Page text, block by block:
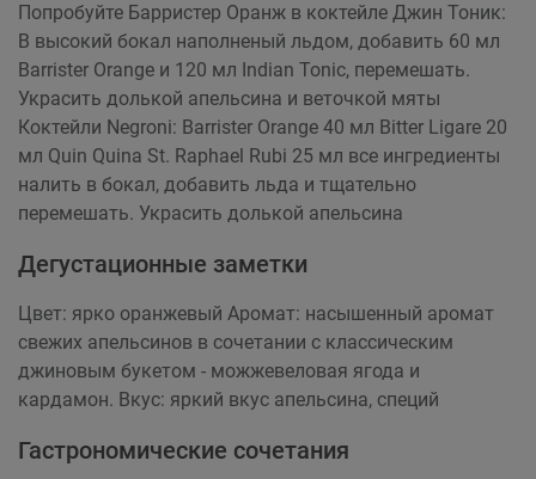
Попробуйте Барристер Оранж в коктейле Джин Тоник:
В высокий бокал наполненый льдом, добавить 60 мл
Barrister Orange и 120 мл Indian Tonic, перемешать.
Украсить долькой апельсина и веточкой мяты
Коктейли Negroni: Barrister Orange 40 мл Bitter Ligare 20
мл Quin Quina St. Raphael Rubi 25 мл все ингредиенты
налить в бокал, добавить льда и тщательно
перемешать. Украсить долькой апельсина
Дегустационные заметки
Цвет: ярко оранжевый Аромат: насышенный аромат
свежих апельсинов в сочетании с классическим
джиновым букетом - можжевеловая ягода и
кардамон. Вкус: яркий вкус апельсина, специй
Гастрономические сочетания